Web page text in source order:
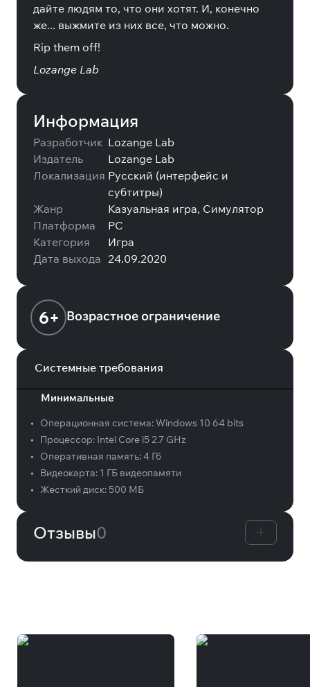
дайте людям то, что они хотят. И, конечно
же... выжмите из них все, что можно.
Rip them off!
Lozange Lab
Информация
Разработчик Lozange Lab
Издатель
Lozange Lab
Локализация Русский (интерфейс и
субтитры)
Жанр
Казуальная игра, Симулятор
Платформа
PC
Категория
Игра
Дата выхода 24.09.2020
6+ Возрастное ограничение
Системные требования
Минимальные
• Операционная система:Windows 10 64 bits
•
Процессор: Intel Core i5 2.7 GHz
•
Оперативная память:4 Гб
•
Видеокарта: 1 ГБ видеопамяти
•
Жесткий диск: 500 МБ
Отзывы0